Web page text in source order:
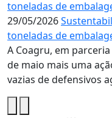
29/05/2026
toneladas de
A Coagru, em
de maio mais uma
vazias de defensivos